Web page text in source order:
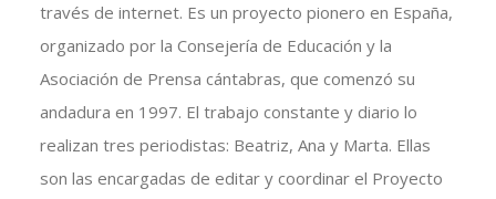
través de internet. Es un proyecto pionero en España,
organizado por la Consejería de Educación y la
Asociación de Prensa cántabras, que comenzó su
andadura en 1997. El trabajo constante y diario lo
realizan tres periodistas: Beatriz, Ana y Marta. Ellas
son las encargadas de editar y coordinar el Proyecto